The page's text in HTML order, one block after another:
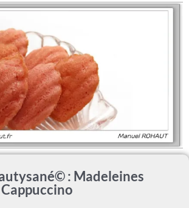
: Madeleines